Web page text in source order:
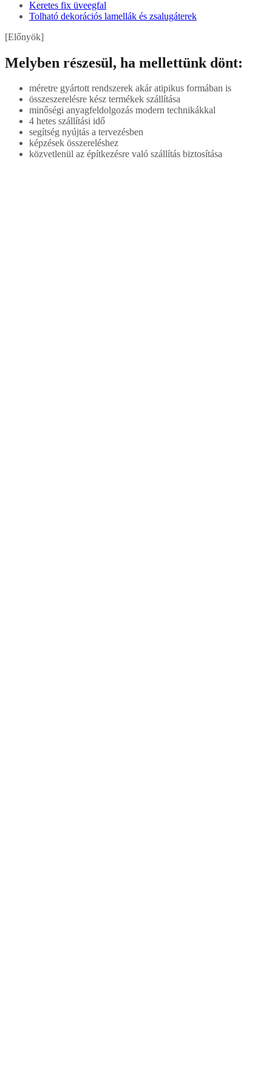
Keretes fix üveegfal
Tolható dekorációs lamellák és zsalugáterek
[Előnyök]
Melyben részesül, ha mellettünk dönt:
méretre gyártott rendszerek akár atipikus formában is
összeszerelésre kész termékek szállítása
minőségi anyagfeldolgozás modern technikákkal
4 hetes szállítási idő
segítség nyújtás a tervezésben
képzések összereléshez
közvetlenül az építkezésre való szállítás biztosítása